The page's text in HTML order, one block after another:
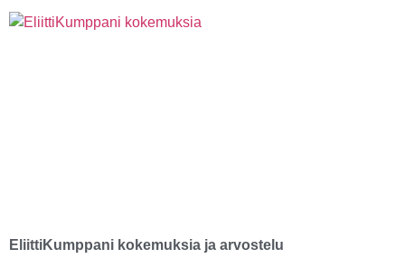
EliittiKumppani kokemuksia ja arvostelu